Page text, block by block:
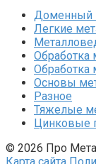
Доменный
Легкие
Обработка
Обработка
Основы
Разное
Тяжелые
Цинковые
© 2026 Про